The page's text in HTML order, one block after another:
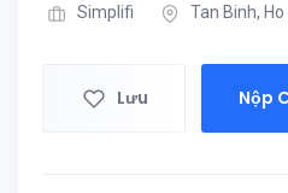
Simplifi Tan Binh,
Lưu Nộp